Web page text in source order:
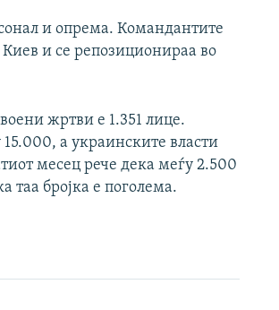
и опрема. Командантите
и се репозиционираа во
жртви е 1.351 лице.
а украинските власти
месец рече дека меѓу 2.500
таа бројка е поголема.